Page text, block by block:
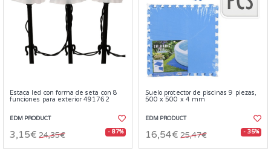
Estaca led con forma de seta con 8
funciones para exterior 491762
EDM PRODUCT
3,15€ 24,35€ - 87%
Suelo protector de piscinas 9 piezas,
500 x 500 x 4 mm
EDM PRODUCT
16,54€ 25,47€ - 35%